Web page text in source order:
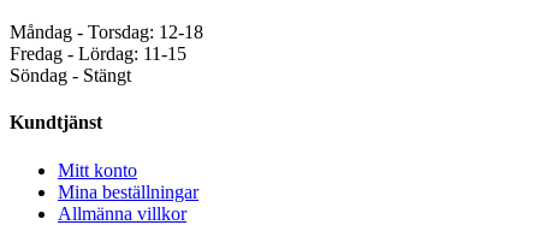
Måndag - Torsdag: 12-18
Fredag - Lördag: 11-15
Söndag - Stängt
Kundtjänst
Mitt konto
Mina beställningar
Allmänna villkor